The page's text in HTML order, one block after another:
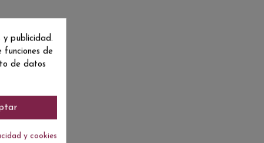
y publicidad.
funciones de
de datos
y cookies